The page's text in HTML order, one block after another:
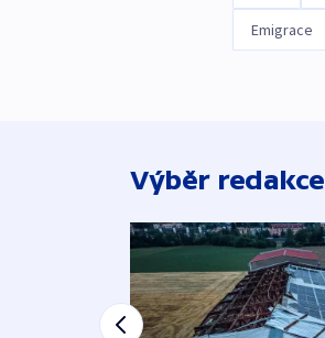
Emigrace
Výběr redakce